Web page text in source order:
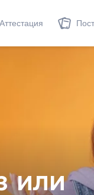
Аттестация
или